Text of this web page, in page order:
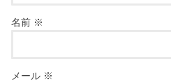
名前 ※
メール ※